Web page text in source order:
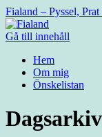
Fialand – Pyssel,
Gå till innehåll
Hem
Om mig
Önskelistan